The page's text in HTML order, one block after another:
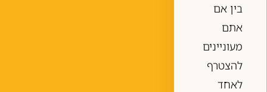
בין אם
אתם
מעוניינים
להצטרף
לאחד